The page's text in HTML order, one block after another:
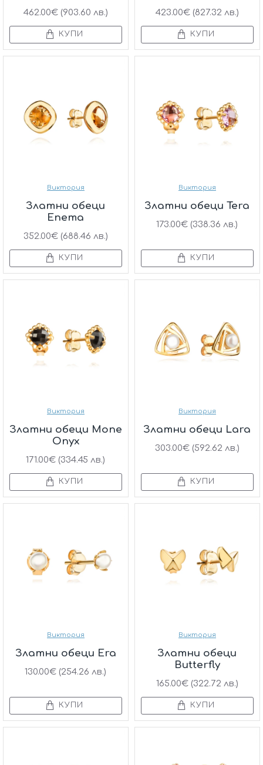
462.00€ (903.60 лв.)
КУПИ
423.00€ (827.32 лв.)
КУПИ
Виктория
Златни обеци
Enema
352.00€ (688.46 лв.)
КУПИ
Виктория
Златни обеци Tera
173.00€ (338.36 лв.)
КУПИ
Виктория
Златни обеци Mone
Onyx
171.00€ (334.45 лв.)
КУПИ
Виктория
Златни обеци Lara
303.00€ (592.62 лв.)
КУПИ
Виктория
Златни обеци Era
130.00€ (254.26 лв.)
КУПИ
Виктория
Златни обеци
Butterfly
165.00€ (322.72 лв.)
КУПИ